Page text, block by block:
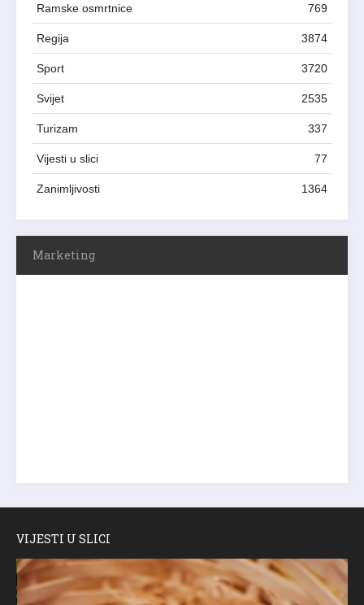
Ramske osmrtnice 769
Regija 3874
Sport 3720
Svijet 2535
Turizam 337
Vijesti u slici 77
Zanimljivosti 1364
Marketing
VIJESTI U SLICI